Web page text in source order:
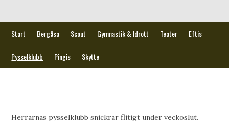
Start Bergåsa Scout Gymnastik & Idrott Teater Eftis
Pysselklubb Pingis Skytte
Herrarnas pysselklubb snickrar flitigt under veckoslut.